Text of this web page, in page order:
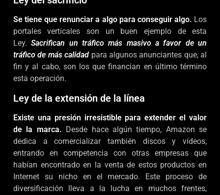
Se tiene que renunciar a algo para conseguir algo. Los
portales verticales son un buen ejemplo de esta
Ley.Sacrifican un tráfico más masivo a favor de un
tráfico de más calidad para algunos anunciantes que, al
fin y al cabo, son los que financian en último término
esta operación.
Ley de la extensión de la línea
Existe una presión irresistible para extender el valor
de la marca. Desde hace algún tiempo, Amazon se
dedica a comercializar también discos y vídeos,
entrando en competencia con otras empresas que
habían encontrado en la venta de estos productos en
Internet su nicho en el mercado. Este proceso de
diversificación lleva a la lucha en muchos frentes,